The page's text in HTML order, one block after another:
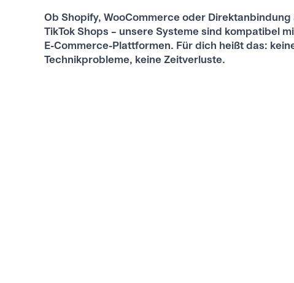
Ob Shopify, WooCommerce oder Direktanbindung
TikTok Shops – unsere Systeme sind kompatibel
E-Commerce-Plattformen. Für dich heißt das:
Technikprobleme, keine Zeitverluste.